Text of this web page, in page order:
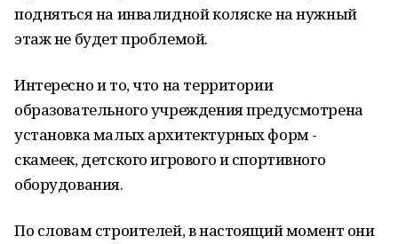
подняться на инвалидной коляске на нужный
этаж не будет проблемой.
Интересно и то, что на территории
образовательного учреждения предусмотрена
установка малых архитектурных форм -
скамеек, детского игрового и спортивного
оборудования.
По словам строителей, в настоящий момент они